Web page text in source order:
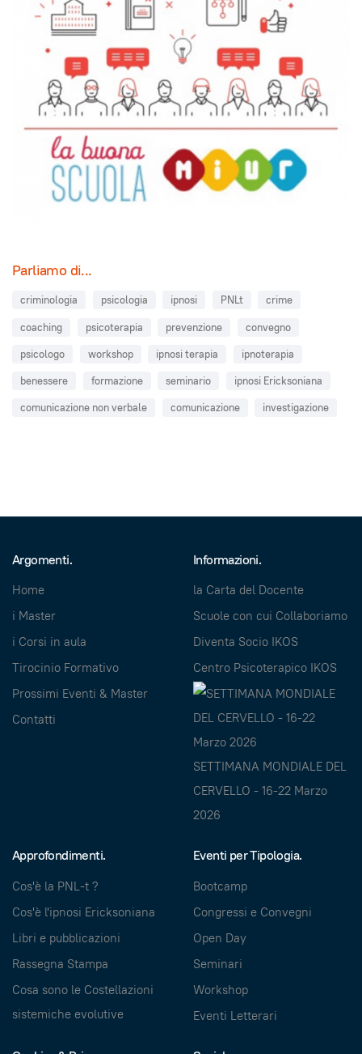
Parliamo di...
criminologia psicologia ipnosi PNLt
crime
coaching
psicoterapia prevenzione
convegno
psicologo
workshop ipnosi terapia
ipnoterapia
benessere
formazione seminario
ipnosi Ericksoniana
comunicazione non verbale
comunicazione investigazione
Argomenti.
Home
i Master
i Corsi in aula
Tirocinio Formativo
Prossimi Eventi & Master
Contatti
Informazioni.
la Carta del Docente
Scuole con cui Collaboriamo
Diventa Socio IKOS
Centro Psicoterapico IKOS
SETTIMANA MONDIALE DEL
CERVELLO - 16-22 Marzo
2026
Approfondimenti.
Cos'è la PNL-t ?
Cos'è l'ipnosi Ericksoniana
Libri e pubblicazioni
Rassegna Stampa
Cosa sono le Costellazioni
sistemiche evolutive
Eventi per Tipologia.
Bootcamp
Congressi e Convegni
Open Day
Seminari
Workshop
Eventi Letterari